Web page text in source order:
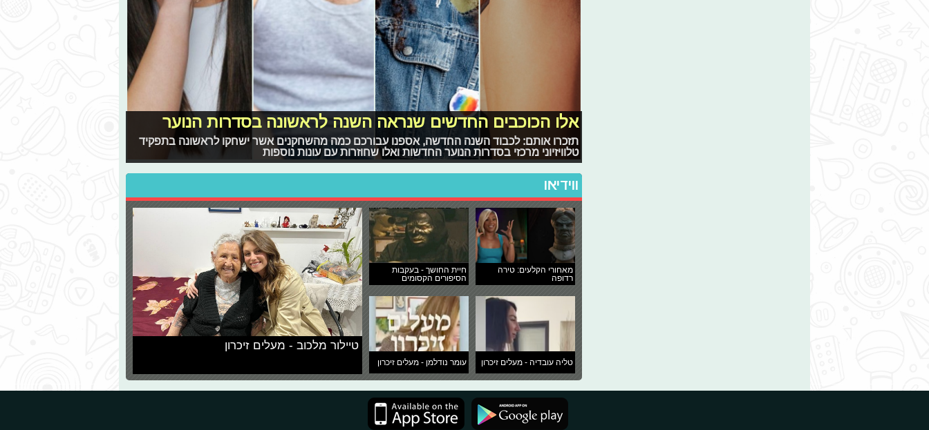
אלו הכוכבים החדשים שנראה השנה לראשונה בסדרות הנוער
תזכרו אותם: לכבוד השנה החדשה, אספנו עבורכם כמה מהשחקנים אשר ישחקו לראשונה בתפקיד
טלוויזיוני מרכזי בסדרות הנוער החדשות ואלו שחוזרות עם עונות נוספות
ווידיאו
מאחורי הקלעים: טירה
רדופה
חיית החושך - בעקבות
הסיפורים הקסומים
טליה עובדיה - מעלים זיכרון עומר נודלמן - מעלים זיכרון
טיילור מלכוב - מעלים זיכרון